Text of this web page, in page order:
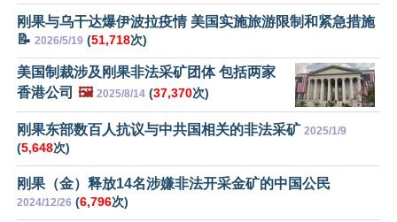
刚果与乌干达爆伊波拉疫情 美国实施旅游限制和紧急措施
📝 2026/5/19 (51,718次)
美国制裁涉及刚果非法采矿团体 包括两家
香港公司 🖼️ 2025/8/14 (37,370次)
刚果东部数百人抗议与中共国相关的非法采矿 2025/1/9
(5,648次)
刚果（金）释放14名涉嫌非法开采金矿的中国公民
2024/12/26 (6,796次)